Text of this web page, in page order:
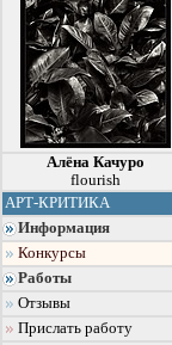
Алёна Качуро
flourish
АРТ-КРИТИКА
Информация
Конкурсы
Работы
Отзывы
Прислать работу